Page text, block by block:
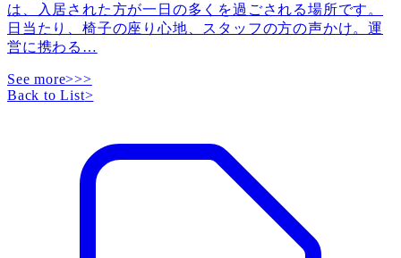
は、入居された方が一日の多くを過ごされる場所です。
日当たり、椅子の座り心地、スタッフの方の声かけ。運
営に携わる …
See more>>>
Back to List>